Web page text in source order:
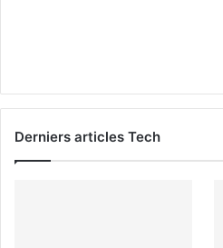
Derniers articles Tech